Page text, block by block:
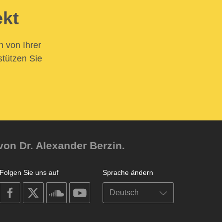
von Ihrer
Sie
Dr. Alexander Berzin.
Sprache ändern
Folgen Sie uns auf
on
facebook
on
on
soundcloudyoutube